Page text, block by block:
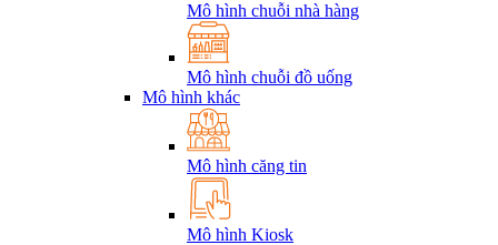
Mô hình chuỗi nhà hàng
Mô hình chuỗi đồ uống
Mô hình khác
Mô hình căng tin
Mô hình Kiosk